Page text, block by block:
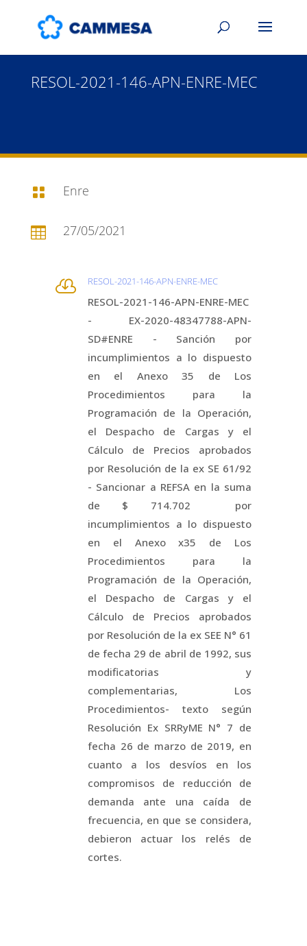
RESOL-2021-146-APN-ENRE-MEC
 Enre
 27/05/2021
 RESOL-2021-146-APN-ENRE-MEC
RESOL-2021-146-APN-ENRE-MEC
- EX-2020-48347788-APN-
SD#ENRE - Sanción por
incumplimientos a lo dispuesto
en el Anexo 35 de Los
Procedimientos para la
Programación de la Operación,
el Despacho de Cargas y el
Cálculo de Precios aprobados
por Resolución de la ex SE 61/92
- Sancionar a REFSA en la suma
de $ 714.702 por
incumplimientos a lo dispuesto
en el Anexo x35 de Los
Procedimientos para la
Programación de la Operación,
el Despacho de Cargas y el
Cálculo de Precios aprobados
por Resolución de la ex SEE N° 61
de fecha 29 de abril de 1992, sus
modificatorias y
complementarias, Los
Procedimientos- texto según
Resolución Ex SRRyME N° 7 de
fecha 26 de marzo de 2019, en
cuanto a los desvíos en los
compromisos de reducción de
demanda ante una caída de
frecuencia, en que se considera,
debieron actuar los relés de
cortes.